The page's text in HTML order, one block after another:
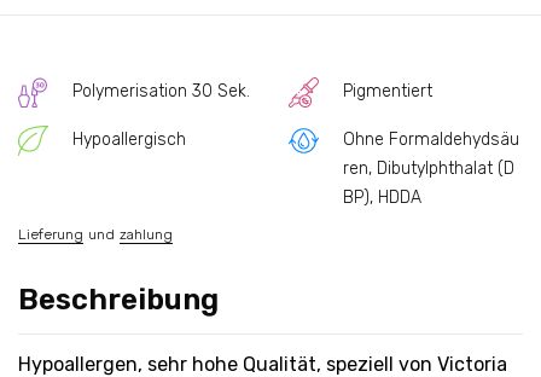
Polymerisation 30 Sek. Pigmentiert
Hypoallergisch
Ohne Formaldehydsäu
ren, Dibutylphthalat (D
BP), HDDA
Lieferung und zahlung
Beschreibung
Hypoallergen, sehr hohe Qualität, speziell von Victoria